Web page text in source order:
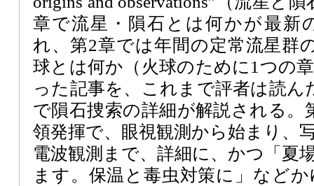
章で流星・隕石とは何かが最新
れ、第2章では年間の定常流星群
球とは何か（火球のために1つの
った記事を、これまで評者は読ん
で隕石捜索の詳細が解説される。
領発揮で、眼視観測から始まり、
電波観測まで、詳細に、かつ「夏
ます。保温と毒虫対策に」など